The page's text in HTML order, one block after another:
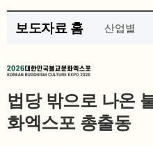
보도자료 홈 산업별
법당 밖으로 나온
화엑스포 총출동